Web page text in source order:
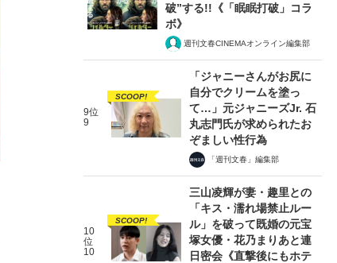
破”する!!《「眠眠打破」コラ
ボ》
週刊文春CINEMAオンライン編集部
9位
9
SCOOP!
「ジャニーさんがお尻に
自分でクリームを塗っ
て…」元ジャニーズJr. 石
丸志門氏が求められたお
ぞましい性行為
「週刊文春」編集部
10
位
10
SCOOP!
三山凌輝が妻・趣里との
「キス・濡れ場禁止ルー
ル」を破って既婚の元宝
塚女優・花乃まりあと連
日密会《直撃後にもホテ